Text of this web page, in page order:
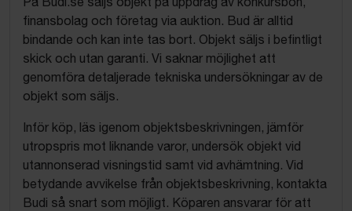
finansbolag och företag via auktion. Bud är alltid
bindande och kan inte tas bort. Objekt säljs i befintligt
skick och utan garanti. Vi saknar möjlighet att
genomföra detaljerade tekniska undersökningar av de
objekt som säljs.
Inför köp, läs igenom objektsbeskrivningen, jämför
utropspris mot liknande varor, undersök objekt vid
utannonserad visningstid samt vid avhämtning. Vid
betydande avvikelse från objektsbeskrivning, kontakta
Budi så snart som möjligt. Köparen ansvarar för att